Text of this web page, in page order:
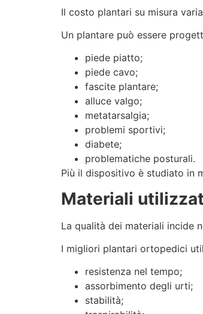
Il costo plantari su misura
Un plantare può essere
piede piatto;
piede cavo;
fascite plantare;
alluce valgo;
metatarsalgia;
problemi sportivi;
diabete;
problematiche posturali.
Più il dispositivo è studiato in
Materiali
La qualità dei materiali incide
I migliori plantari ortopedici
resistenza nel tempo;
assorbimento degli urti;
stabilità;